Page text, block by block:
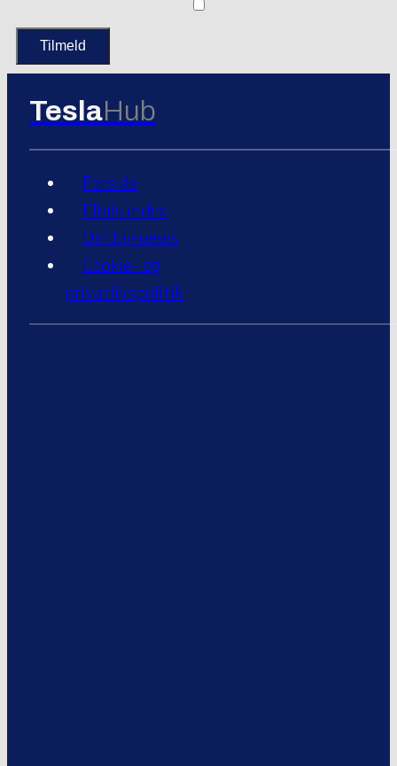
TeslaHub
Forside
Elbils index
Om Ev-news
Cookie- og
privatlivspolitik